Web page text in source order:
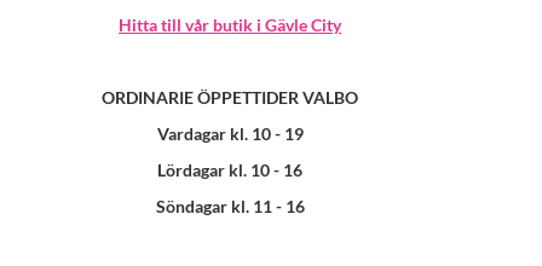
Hitta till vår butik i Gävle City
ORDINARIE ÖPPETTIDER VALBO
Vardagar kl. 10 - 19
Lördagar kl. 10 - 16
Söndagar kl. 11 - 16